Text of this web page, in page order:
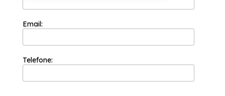
melhores soluções do segmento. Conte com os
Email:
Telefone: